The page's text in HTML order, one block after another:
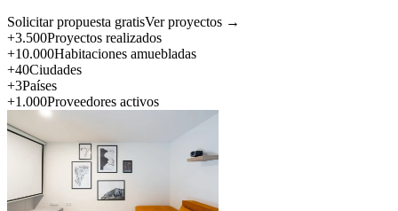
Solicitar propuesta gratisVer proyectos →
+3.500Proyectos realizados
+10.000Habitaciones amuebladas
+40Ciudades
+3Países
+1.000Proveedores activos